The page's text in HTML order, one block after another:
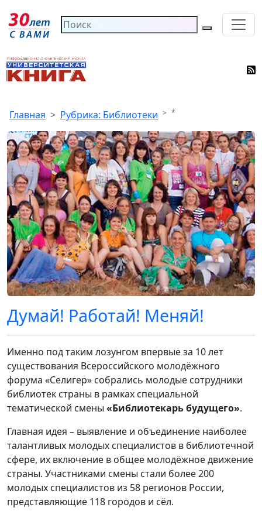
Главная Рубрика: Библиотеки *
Думай! Работай! Меняй!
Именно под таким лозунгом впервые за 10 лет
существования Всероссийского молодёжного
форума «Селигер» собрались молодые сотрудники
библиотек страны в рамках специальной
тематической смены «Библиотекарь будущего».
Главная идея – выявление и объединение наиболее
талантливых молодых специалистов в библиотечной
сфере, их включение в общее молодёжное движение
страны. Участниками смены стали более 200
молодых специалистов из 58 регионов России,
представляющие 118 городов и сёл.